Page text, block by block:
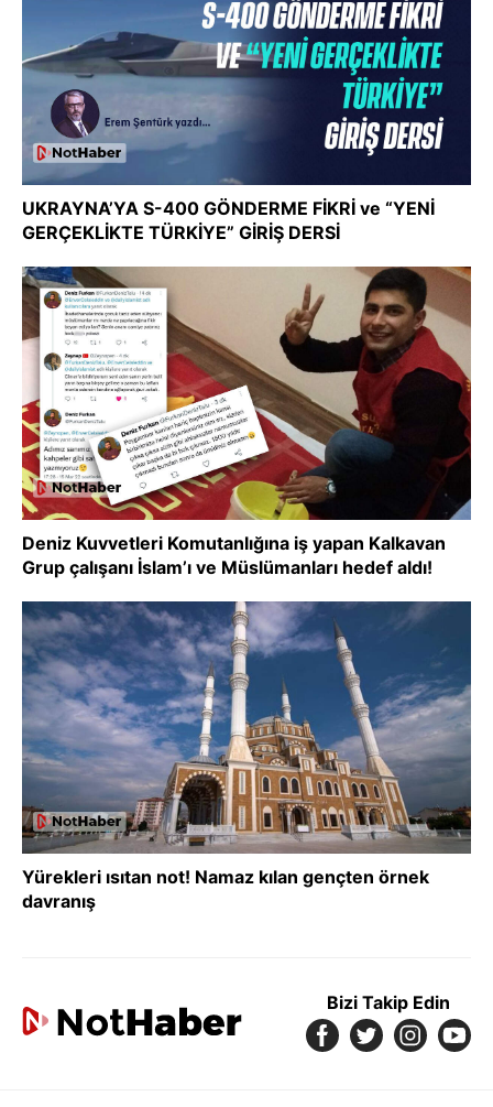
UKRAYNA’YA S-400 GÖNDERME FİKRİ ve “YENİ
GERÇEKLİKTE TÜRKİYE” GİRİŞ DERSİ
Deniz Kuvvetleri Komutanlığına iş yapan Kalkavan
Grup çalışanı İslam’ı ve Müslümanları hedef aldı!
Yürekleri ısıtan not! Namaz kılan gençten örnek
davranış
Bizi Takip Edin